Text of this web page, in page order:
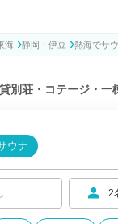
宿泊予約サイト
海 静岡・伊豆 熱海でサ
別荘・コテージ・一
ウナ
2